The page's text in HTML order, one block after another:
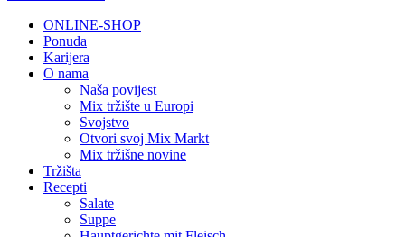
ONLINE-SHOP
Ponuda
Karijera
O nama
Naša povijest
Mix tržište u Europi
Svojstvo
Otvori svoj Mix Markt
Mix tržišne novine
Tržišta
Recepti
Salate
Suppe